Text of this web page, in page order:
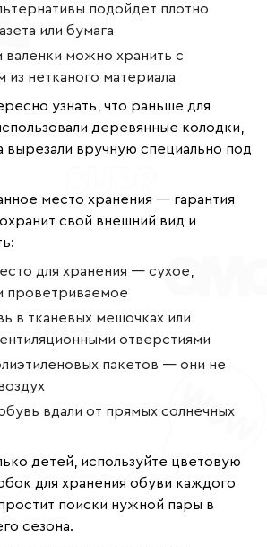
подойдет плотно
или бумага
валенки можно хранить с
из нетканого материала
узнать, что раньше для
деревянные колодки,
вырезали вручную специально под
место хранения — гарантия
свой внешний вид и
для хранения — сухое,
проветриваемое
в тканевых мешочках или
отверстиями
пакетов — они не
вдали от прямых солнечных
детей, используйте цветовую
для хранения обуви каждого
поиски нужной пары в
сезона.